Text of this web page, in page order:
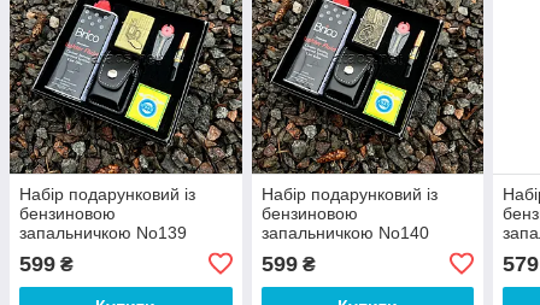
Набір подарунковий із
бензиновою
запальничкою No139
599 ₴
Набір подарунковий із
бензиновою
запальничкою No140
599₴ 579